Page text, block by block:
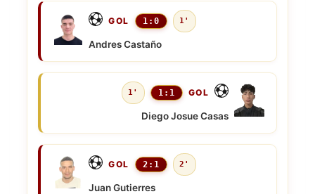
GOL 1:0 1'
Andres Castaño
1' 1:1 GOL
Diego Josue Casas
GOL 2:1 2'
Juan Gutierres